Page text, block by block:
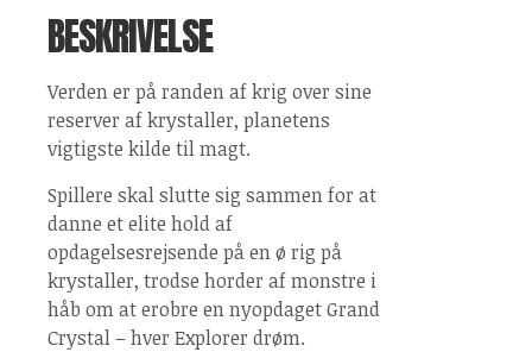
BESKRIVELSE
Verden er på randen af krig over sine
reserver af krystaller, planetens
vigtigste kilde til magt.
Spillere skal slutte sig sammen for at
danne et elite hold af
opdagelsesrejsende på en ø rig på
krystaller, trodse horder af monstre i
håb om at erobre en nyopdaget Grand
Crystal – hver Explorer drøm.